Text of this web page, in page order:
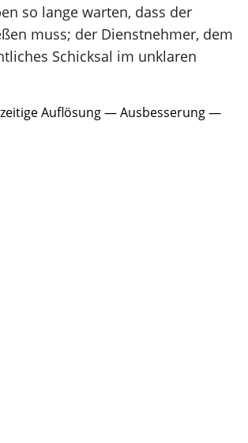
so lange warten, dass der
muss; der Dienstnehmer, dem
Schicksal im unklaren
Auflösung — Ausbesserung —